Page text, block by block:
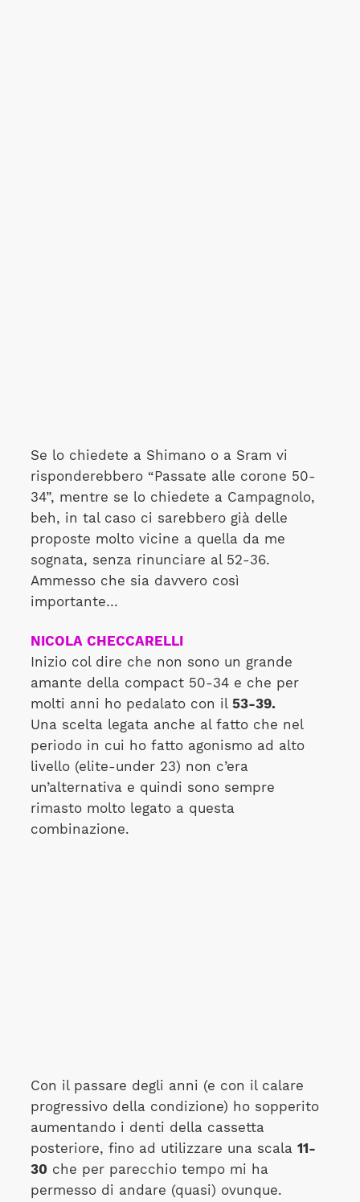
Se lo chiedete a Shimano o a Sram vi
risponderebbero “Passate alle corone 50-
34”, mentre se lo chiedete a Campagnolo,
beh, in tal caso ci sarebbero già delle
proposte molto vicine a quella da me
sognata, senza rinunciare al 52-36.
Ammesso che sia davvero così
importante…
NICOLA CHECCARELLI
Inizio col dire che non sono un grande
amante della compact 50-34 e che per
molti anni ho pedalato con il 53-39.
Una scelta legata anche al fatto che nel
periodo in cui ho fatto agonismo ad alto
livello (elite-under 23) non c’era
un’alternativa e quindi sono sempre
rimasto molto legato a questa
combinazione.
Con il passare degli anni (e con il calare
progressivo della condizione) ho sopperito
aumentando i denti della cassetta
posteriore, fino ad utilizzare una scala 11-
30 che per parecchio tempo mi ha
permesso di andare (quasi) ovunque.